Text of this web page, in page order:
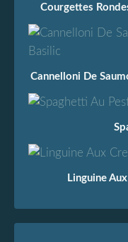
Courgettes
Cannelloni De
Linguine